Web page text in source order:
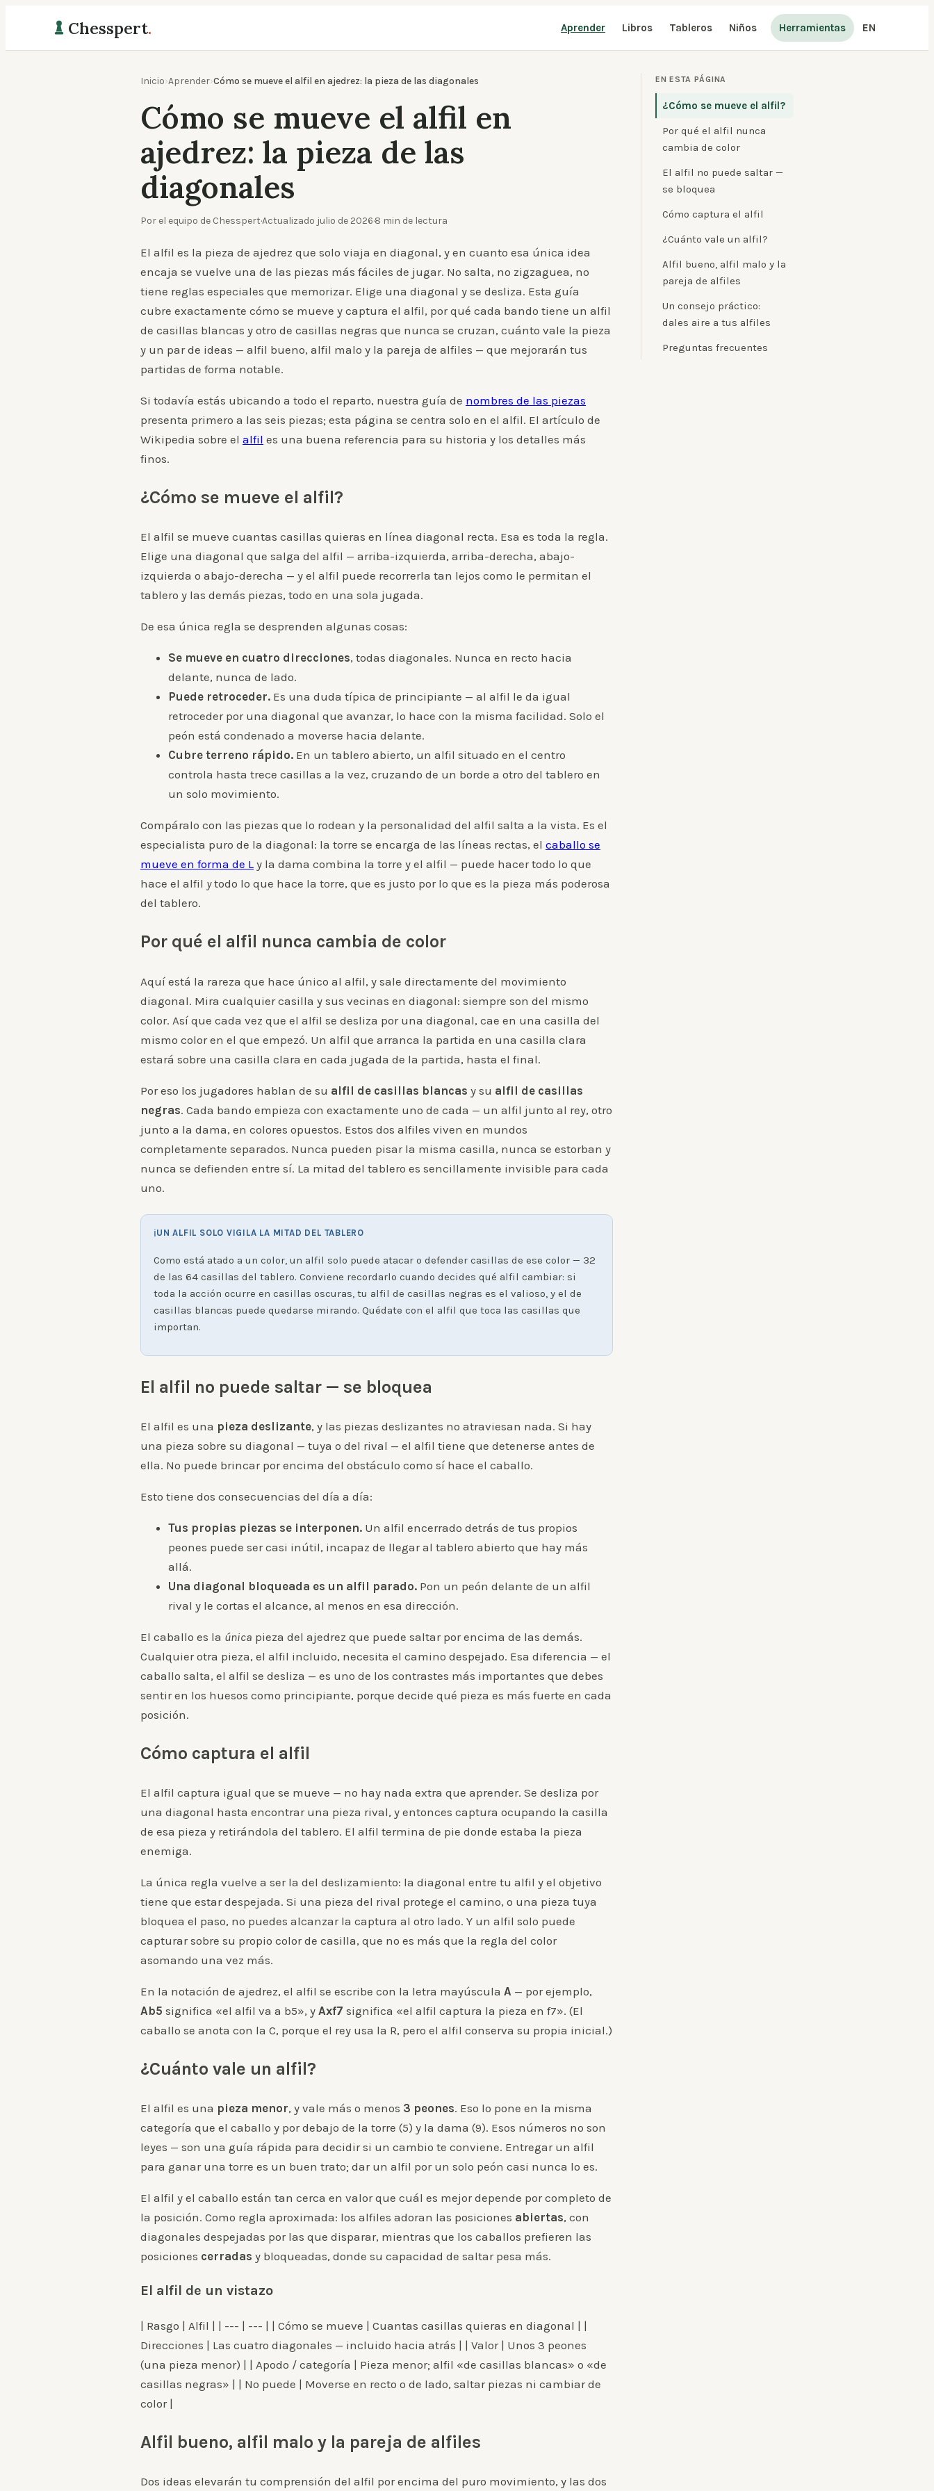
Chesspert. Aprender Libros Tableros Niños Herramientas EN
Inicio›Aprender›Cómo se mueve el alfil en ajedrez: la pieza de las diagonales
Cómo se mueve el alfil en
ajedrez: la pieza de las
diagonales
Por el equipo de Chesspert·Actualizado julio de 2026·8 min de lectura
El alfil es la pieza de ajedrez que solo viaja en diagonal, y en cuanto esa única idea
encaja se vuelve una de las piezas más fáciles de jugar. No salta, no zigzaguea, no
tiene reglas especiales que memorizar. Elige una diagonal y se desliza. Esta guía
cubre exactamente cómo se mueve y captura el alfil, por qué cada bando tiene un alfil
de casillas blancas y otro de casillas negras que nunca se cruzan, cuánto vale la pieza
y un par de ideas — alfil bueno, alfil malo y la pareja de alfiles — que mejorarán tus
partidas de forma notable.
Si todavía estás ubicando a todo el reparto, nuestra guía de nombres de las piezas
presenta primero a las seis piezas; esta página se centra solo en el alfil. El artículo de
Wikipedia sobre el alfil es una buena referencia para su historia y los detalles más
finos.
¿Cómo se mueve el alfil?
El alfil se mueve cuantas casillas quieras en línea diagonal recta. Esa es toda la regla.
Elige una diagonal que salga del alfil — arriba-izquierda, arriba-derecha, abajo-
izquierda o abajo-derecha — y el alfil puede recorrerla tan lejos como le permitan el
tablero y las demás piezas, todo en una sola jugada.
De esa única regla se desprenden algunas cosas:
Se mueve en cuatro direcciones, todas diagonales. Nunca en recto hacia
delante, nunca de lado.
Puede retroceder. Es una duda típica de principiante — al alfil le da igual
retroceder por una diagonal que avanzar, lo hace con la misma facilidad. Solo el
peón está condenado a moverse hacia delante.
Cubre terreno rápido. En un tablero abierto, un alfil situado en el centro
controla hasta trece casillas a la vez, cruzando de un borde a otro del tablero en
un solo movimiento.
Compáralo con las piezas que lo rodean y la personalidad del alfil salta a la vista. Es el
especialista puro de la diagonal: la torre se encarga de las líneas rectas, el caballo se
mueve en forma de L y la dama combina la torre y el alfil — puede hacer todo lo que
hace el alfil ytodo lo que hace la torre, que es justo por lo que es la pieza más poderosa
del tablero.
Por qué el alfil nunca cambia de color
Aquí está la rareza que hace único al alfil, y sale directamente del movimiento
diagonal. Mira cualquier casilla y sus vecinas en diagonal: siempre son del mismo
color. Así que cada vez que el alfil se desliza por una diagonal, cae en una casilla del
mismo color en el que empezó. Un alfil que arranca la partida en una casilla clara
estará sobre una casilla clara en cada jugada de la partida, hasta el final.
Por eso los jugadores hablan de su alfil de casillas blancas y su alfil de casillas
negras. Cada bando empieza con exactamente uno de cada — un alfil junto al rey, otro
junto a la dama, en colores opuestos. Estos dos alfiles viven en mundos
completamente separados. Nunca pueden pisar la misma casilla, nunca se estorban y
nunca se defienden entre sí. La mitad del tablero es sencillamente invisible para cada
uno.
ℹUN ALFIL SOLO VIGILA LA MITAD DEL TABLERO
Como está atado a un color, un alfil solo puede atacar o defender casillas de ese color — 32
de las 64 casillas del tablero. Conviene recordarlo cuando decides qué alfil cambiar: si
toda la acción ocurre en casillas oscuras, tu alfil de casillas negras es el valioso, y el de
casillas blancas puede quedarse mirando. Quédate con el alfil que toca las casillas que
importan.
El alfil no puede saltar — se bloquea
El alfil es una pieza deslizante, y las piezas deslizantes no atraviesan nada. Si hay
una pieza sobre su diagonal — tuya o del rival — el alfil tiene que detenerse antes de
ella. No puede brincar por encima del obstáculo como sí hace el caballo.
Esto tiene dos consecuencias del día a día:
Tus propias piezas se interponen. Un alfil encerrado detrás de tus propios
peones puede ser casi inútil, incapaz de llegar al tablero abierto que hay más
allá.
Una diagonal bloqueada es un alfil parado. Pon un peón delante de un alfil
rival y le cortas el alcance, al menos en esa dirección.
El caballo es la única pieza del ajedrez que puede saltar por encima de las demás.
Cualquier otra pieza, el alfil incluido, necesita el camino despejado. Esa diferencia — el
caballo salta, el alfil se desliza — es uno de los contrastes más importantes que debes
sentir en los huesos como principiante, porque decide qué pieza es más fuerte en cada
posición.
Cómo captura el alfil
El alfil captura igual que se mueve — no hay nada extra que aprender. Se desliza por
una diagonal hasta encontrar una pieza rival, y entonces captura ocupando la casilla
de esa pieza y retirándola del tablero. El alfil termina de pie donde estaba la pieza
enemiga.
La única regla vuelve a ser la del deslizamiento: la diagonal entre tu alfil y el objetivo
tiene que estar despejada. Si una pieza del rival protege el camino, o una pieza tuya
bloquea el paso, no puedes alcanzar la captura al otro lado. Y un alfil solo puede
capturar sobre su propio color de casilla, que no es más que la regla del color
asomando una vez más.
En la notación de ajedrez, el alfil se escribe con la letra mayúscula A — por ejemplo,
Ab5 significa «el alfil va a b5», y Axf7 significa «el alfil captura la pieza en f7». (El
caballo se anota con la C, porque el rey usa la R, pero el alfil conserva su propia inicial.)
¿Cuánto vale un alfil?
El alfil es una pieza menor, y vale más o menos 3 peones. Eso lo pone en la misma
categoría que el caballo y por debajo de la torre (5) y la dama (9). Esos números no son
leyes — son una guía rápida para decidir si un cambio te conviene. Entregar un alfil
para ganar una torre es un buen trato; dar un alfil por un solo peón casi nunca lo es.
El alfil y el caballo están tan cerca en valor que cuál es mejor depende por completo de
la posición. Como regla aproximada: los alfiles adoran las posiciones abiertas, con
diagonales despejadas por las que disparar, mientras que los caballos prefieren las
posiciones cerradas y bloqueadas, donde su capacidad de saltar pesa más.
El alfil de un vistazo
| Rasgo | Alfil | | --- | --- | | Cómo se mueve | Cuantas casillas quieras en diagonal | |
Direcciones | Las cuatro diagonales — incluido hacia atrás | | Valor | Unos 3 peones
(una pieza menor) | | Apodo / categoría | Pieza menor; alfil «de casillas blancas» o «de
casillas negras» | | No puede | Moverse en recto o de lado, saltar piezas ni cambiar de
color |
Alfil bueno, alfil malo y la pareja de alfiles
Dos ideas elevarán tu comprensión del alfil por encima del puro movimiento, y las dos
EN ESTA PÁGINA
¿Cómo se mueve el alfil?
Por qué el alfil nunca
cambia de color
El alfil no puede saltar —
se bloquea
Cómo captura el alfil
¿Cuánto vale un alfil?
Alfil bueno, alfil malo y la
pareja de alfiles
Un consejo práctico:
dales aire a tus alfiles
Preguntas frecuentes